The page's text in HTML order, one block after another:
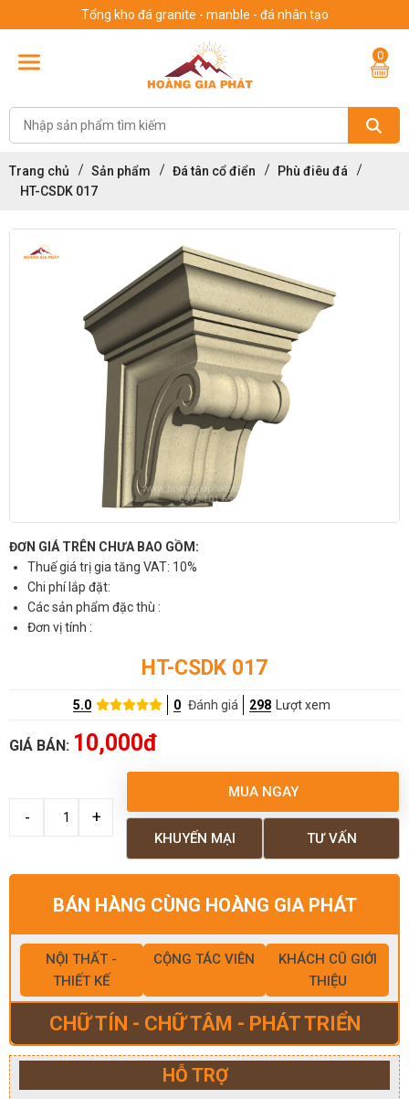
Tổng kho đá granite - manble - đá nhân tạo
0
Trang chủ Sản phẩm Đá tân cổ điển
Phù điêu đá
HT-CSDK 017
ĐƠN GIÁ TRÊN CHƯA BAO GỒM:
Thuế giá trị gia tăng VAT: 10%
Chi phí lắp đặt:
Các sản phẩm đặc thù :
Đơn vị tính :
HT-CSDK 017
5.0 0 Đánh giá 298 Lượt xem
GIÁ BÁN: 10,000đ
MUA NGAY
TƯ VẤN
KHUYẾN MẠI
BÁN HÀNG CÙNG HOÀNG GIA PHÁT
NỘI THẤT -
THIẾT KẾ
CỘNG TÁC VIÊN
KHÁCH CŨ GIỚI
THIỆU
CHỮ TÍN - CHỮ TÂM - PHÁT TRIỂN
HỖ TRỢ